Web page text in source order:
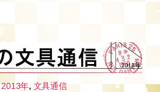
2013年, 文具通信